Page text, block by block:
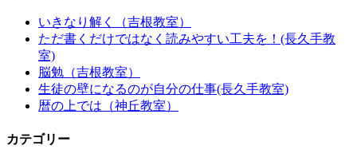
いきなり解く（吉根教室）
ただ書くだけではなく読みやすい工夫を！(長久手教
室)
脳勉（吉根教室）
生徒の壁になるのが自分の仕事(長久手教室)
暦の上では（神丘教室）
カテゴリー